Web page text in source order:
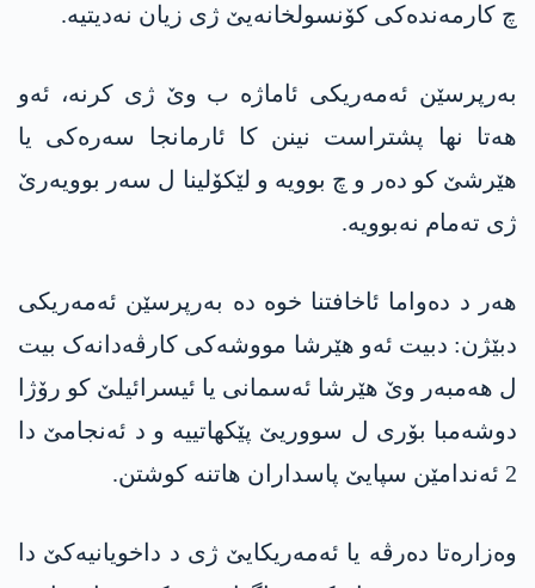
چ کارمەندەکی کۆنسولخانەیێ ژی زیان نەدیتیە.
بەرپرسێن ئه‌مه‌ریكی ئاماژە ب وێ ژی کرنە، ئەو
هەتا نها پشتراست نینن کا ئارمانجا سەرەکی یا
هێرشێ کو دەر و چ بوویە و لێکۆلینا ل سەر بوویەرێ
ژی تەمام نەبوویە.
هەر د دەواما ئاخافتنا خوە دە بەرپرسێن ئه‌مه‌ریكی
دبێژن: دبیت ئەو هێرشا مووشەکی کارڤەدانەک بیت
ل هەمبەر وێ هێرشا ئەسمانی یا ئیسرائیلێ کو رۆژا
دوشەمبا بۆری ل سووریێ پێكهاتییه‌ و د ئەنجامێ دا
2 ئەندامێن سپایێ پاسداران هاتنه‌ کوشتن.
وەزارەتا دەرڤە یا ئه‌مه‌ریكایێ ژی د داخویانیەکێ دا